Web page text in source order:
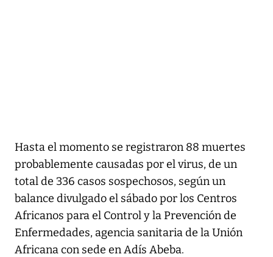
Hasta el momento se registraron 88 muertes
probablemente causadas por el virus, de un
total de 336 casos sospechosos, según un
balance divulgado el sábado por los Centros
Africanos para el Control y la Prevención de
Enfermedades, agencia sanitaria de la Unión
Africana con sede en Adís Abeba.